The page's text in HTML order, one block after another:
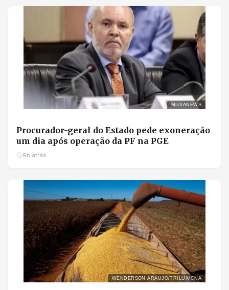
MIDIANEWS
Procurador-geral do Estado pede exoneração
um dia após operação da PF na PGE
9h atrás
WENDERSON ARAUJO/TRILUX/CNA